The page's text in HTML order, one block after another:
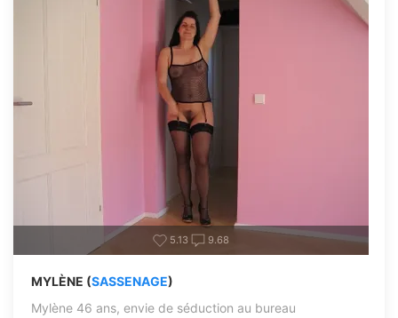
5.13 9.68
MYLÈNE (SASSENAGE)
Mylène 46 ans, envie de séduction au bureau